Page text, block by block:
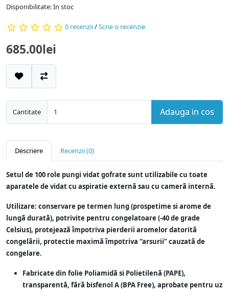
Disponibilitate: In stoc
0 recenzii/Scrie o recenzie
685.00lei
Cantitate Adauga in cos
Descriere Recenzii (0)
Setul de 100 role pungi vidat gofrate sunt utilizabile cu toate
aparatele de vidat cu aspiratie externã sau cu camerã internã.
Utilizare: conservare pe termen lung (prospetime si arome de
lungã duratã), potrivite pentru congelatoare (-40 de grade
Celsius), protejeazã ȋmpotriva pierderii aromelor datoritã
congelãrii, protectie maximã ȋmpotriva “arsurii” cauzatã de
congelare.
Fabricate din folie Poliamidã si Polietilenã (PAPE),
transparentã, fãrã bisfenol A (BPA Free), aprobate pentru uz